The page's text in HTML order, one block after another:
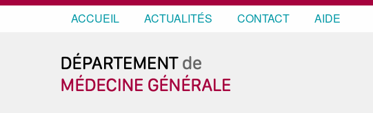
ACCUEIL ACTUALITÉS CONTACT AIDE